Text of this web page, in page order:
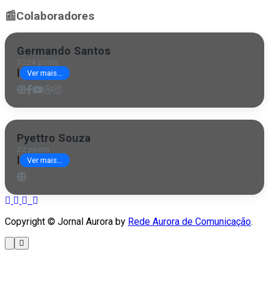
📰Colaboradores
Germando Santos
3224 posts
| Ver mais...
Pyettro Souza
32 posts
| Ver mais...
Copyright © Jornal Aurora by Rede Aurora de Comunicação.